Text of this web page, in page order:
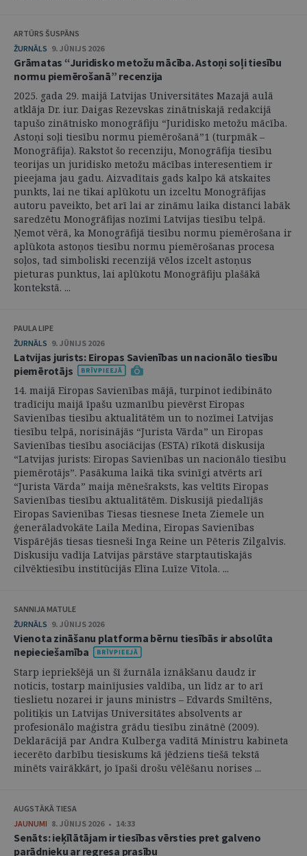
ARTŪRS ŠUSPĀNS
ŽURNĀLS 9. JŪNIJS 2026
Grāmatas “Juridisko metožu mācība. Astoņi soļi tiesību
normu piemērošanā” recenzija
2025. gada 29. maijā Latvijas Universitātes Mazajā aulā
atklāja Dr. iur. Daigas Rezevskas zinātniskajā redakcijā
tapušo zinātnisko monogrāfiju “Juridisko metožu mācība.
Astoņi soļi tiesību normu piemērošanā”1 (turpmāk –
Monogrāfija). Rakstot šo recenziju, Monogrāfija tiesību
teorijas un juridisko metožu mācības interesentiem ir
pieejama jau gadu. Aizvadītais gads kalpo kā atskaites
punkts, lai ne tikai aplūkotu un izceltu Monogrāfijas
autoru paveikto, bet arī lai ar zināmu laika distanci labāk
saredzētu Monogrāfijas nozīmi Latvijas tiesību telpā.
Ņemot vērā, ka Monogrāfijā tiesību normu piemērošana ir
aplūkota astoņos tiesību normu piemērošanas procesa
soļos, tad simboliski recenzijā vēlos izcelt astoņus
pieturas punktus, lai aplūkotu Monogrāfiju plašākā
kontekstā. ...
PAULA LIPE
ŽURNĀLS 9. JŪNIJS 2026
Latvijas jurists: Eiropas Savienības un nacionālo tiesību
piemērotājs
14. maijā Eiropas Savienības mājā, turpinot iedibināto
tradīciju maijā īpašu uzmanību pievērst Eiropas
Savienības tiesību aktualitātēm un to nozīmei Latvijas
tiesību telpā, norisinājās “Jurista Vārda” un Eiropas
Savienības tiesību asociācijas (ESTA) rīkotā diskusija
“Latvijas jurists: Eiropas Savienības un nacionālo tiesību
piemērotājs”. Pasākuma laikā tika svinīgi atvērts arī
“Jurista Vārda” maija mēnešraksts, kas veltīts Eiropas
Savienības tiesību aktualitātēm. Diskusijā piedalījās
Eiropas Savienības Tiesas tiesnese Ineta Ziemele un
ģenerāladvokāte Laila Medina, Eiropas Savienības
Vispārējās tiesas tiesneši Inga Reine un Pēteris Zilgalvis.
Diskusiju vadīja Latvijas pārstāve starptautiskajās
cilvēktiesību institūcijās Elīna Luīze Vītola. ...
SANNIJA MATULE
ŽURNĀLS 9. JŪNIJS 2026
Vienota zināšanu platforma bērnu tiesībās ir absolūta
nepieciešamība
Starp iepriekšējā un šī žurnāla iznākšanu daudz ir
noticis, tostarp mainījusies valdība, un līdz ar to arī
tieslietu nozarei ir jauns ministrs – Edvards Smiltēns,
politiķis un Latvijas Universitātes absolvents ar
profesionālo maģistra grādu tiesību zinātnē (2009).
Deklarācijā par Andra Kulberga vadītā Ministru kabineta
iecerēto darbību tiesiskums kā jēdziens tiešā tekstā
minēts vairākkārt, jo īpaši drošu vēlēšanu norises ...
AUGSTĀKĀ TIESA
JAUNUMI 8. JŪNIJS 2026 • 14:33
Senāts: ieķīlātājam ir tiesības vērsties pret galveno
parādnieku ar regresa prasību